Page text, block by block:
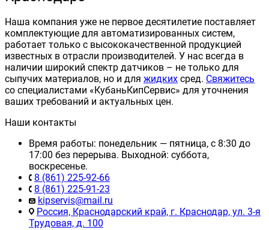
Наша компания уже не первое десятилетие поставляет
комплектующие для автоматизированных систем,
работает только с высококачественной продукцией
известных в отрасли производителей. У нас всегда в
наличии широкий спектр датчиков – не только для
сыпучих материалов, но и для жидких сред. Свяжитесь
со специалистами «КубаньКипСервис» для уточнения
ваших требований и актуальных цен.
Наши контакты
Время работы: понедельник — пятница, с 8:30 до
17:00 без перерыва. Выходной: суббота,
воскресенье.
8 (861) 225-92-66
8 (861) 225-91-23
kipservis@mail.ru
Россия, Краснодарский край, г. Краснодар, ул. 3-я
Трудовая, д. 100